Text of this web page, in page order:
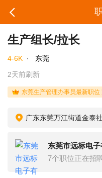
生产组长/拉长
4-6K ·
东莞
2天前刷新
东莞生产管理办事员最新职位
东莞市远标电子
7个职位正在招